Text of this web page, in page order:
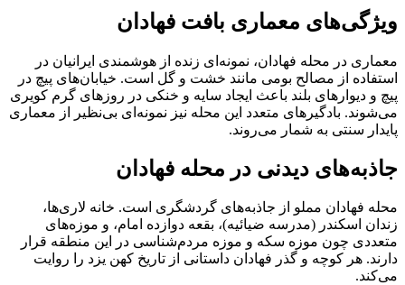
ویژگی‌های معماری بافت فهادان
معماری در محله فهادان، نمونه‌ای زنده از هوشمندی ایرانیان در
استفاده از مصالح بومی مانند خشت و گل است. خیابان‌های پیچ در
پیچ و دیوارهای بلند باعث ایجاد سایه و خنکی در روزهای گرم کویری
می‌شوند. بادگیرهای متعدد این محله نیز نمونه‌ای بی‌نظیر از معماری
پایدار سنتی به شمار می‌روند.
جاذبه‌های دیدنی در محله فهادان
محله فهادان مملو از جاذبه‌های گردشگری است. خانه لاری‌ها،
زندان اسکندر (مدرسه ضیائیه)، بقعه دوازده امام، و موزه‌های
متعددی چون موزه سکه و موزه مردم‌شناسی در این منطقه قرار
دارند. هر کوچه و گذر فهادان داستانی از تاریخ کهن یزد را روایت
می‌کند.